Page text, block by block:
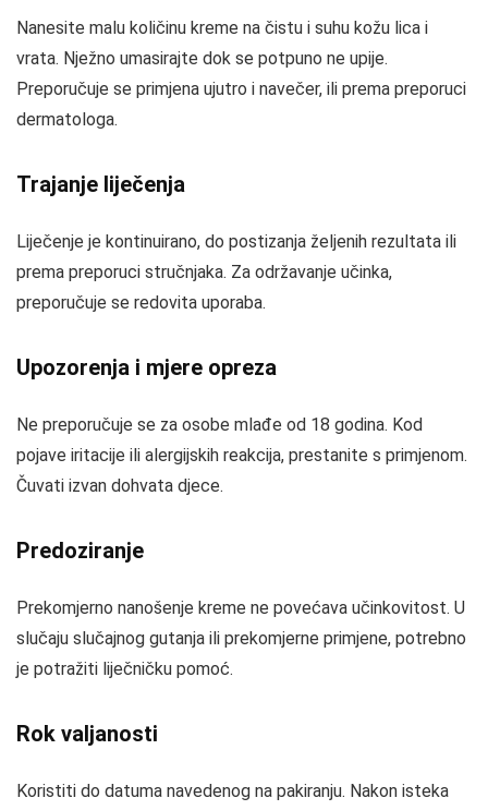
Nanesite malu količinu kreme na čistu i suhu kožu lica i
vrata. Nježno umasirajte dok se potpuno ne upije.
Preporučuje se primjena ujutro i navečer, ili prema preporuci
dermatologa.
Trajanje liječenja
Liječenje je kontinuirano, do postizanja željenih rezultata ili
prema preporuci stručnjaka. Za održavanje učinka,
preporučuje se redovita uporaba.
Upozorenja i mjere opreza
Ne preporučuje se za osobe mlađe od 18 godina. Kod
pojave iritacije ili alergijskih reakcija, prestanite s primjenom.
Čuvati izvan dohvata djece.
Predoziranje
Prekomjerno nanošenje kreme ne povećava učinkovitost. U
slučaju slučajnog gutanja ili prekomjerne primjene, potrebno
je potražiti liječničku pomoć.
Rok valjanosti
Koristiti do datuma navedenog na pakiranju. Nakon isteka